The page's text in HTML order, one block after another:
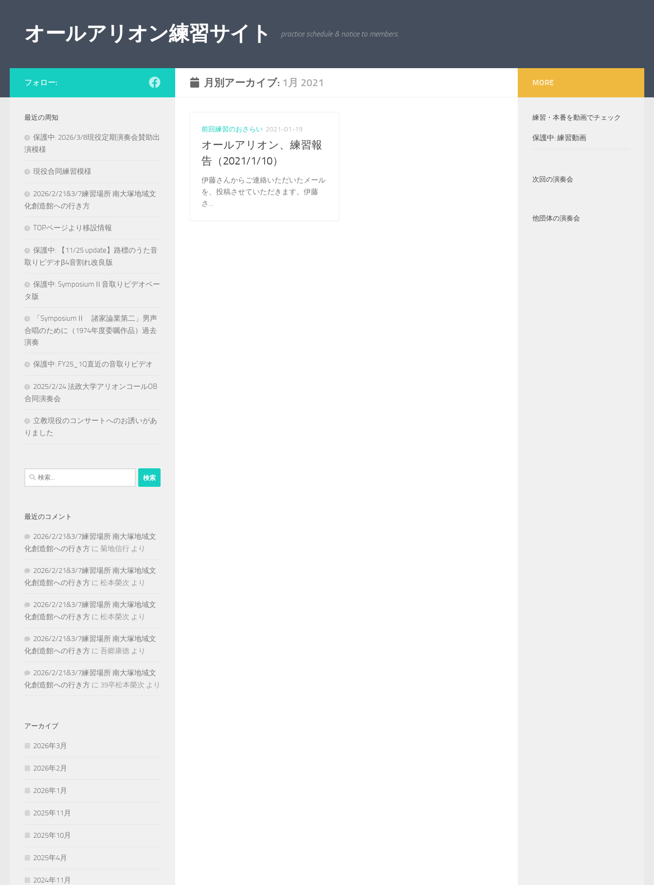
オールアリオン練習サイト practice schedule & notice to members.
月別アーカイブ: 1月 2021
前回練習のおさらい 2021-01-19
オールアリオン、練習報
告（2021/1/10）
伊藤さんからご連絡いただいたメール
を、投稿させていただきます。伊藤
さ...
フォロー:
最近の周知
保護中: 2026/3/8現役定期演奏会賛助出
演模様
現役合同練習模様
2026/2/21&3/7練習場所 南大塚地域文
化創造館への行き方
TOPページより移設情報
保護中: 【11/25 update】路標のうた音
取りビデオβ4音割れ改良版
保護中: SymposiumⅡ音取りビデオベー
タ版
「SymposiumⅡ 諸家論業第二」男声
合唱のために（1974年度委嘱作品）過去
演奏
保護中: FY25_1Q直近の音取りビデオ
2025/2/24 法政大学アリオンコールOB
合同演奏会
立教現役のコンサートへのお誘いがあ
りました
検
索:
最近のコメント
2026/2/21&3/7練習場所 南大塚地域文
化創造館への行き方 に 菊地信行 より
2026/2/21&3/7練習場所 南大塚地域文
化創造館への行き方 に 松本榮次 より
2026/2/21&3/7練習場所 南大塚地域文
化創造館への行き方 に 松本榮次 より
2026/2/21&3/7練習場所 南大塚地域文
化創造館への行き方 に 吾郷康徳 より
2026/2/21&3/7練習場所 南大塚地域文
化創造館への行き方 に 39卒松本榮次 より
アーカイブ
2026年3月
2026年2月
2026年1月
2025年11月
2025年10月
2025年4月
2024年11月
MORE
練習・本番を動画でチェック
保護中: 練習動画
次回の演奏会
他団体の演奏会